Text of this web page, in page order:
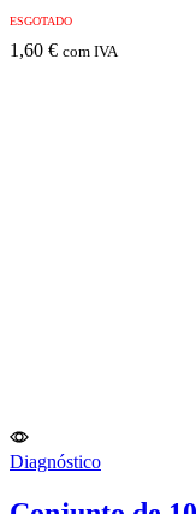
ESGOTADO
1,60 € com IVA
Diagnóstico